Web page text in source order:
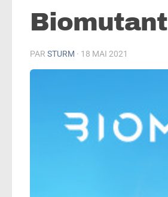
Biomutant
PAR STURM · 18 MAI 2021